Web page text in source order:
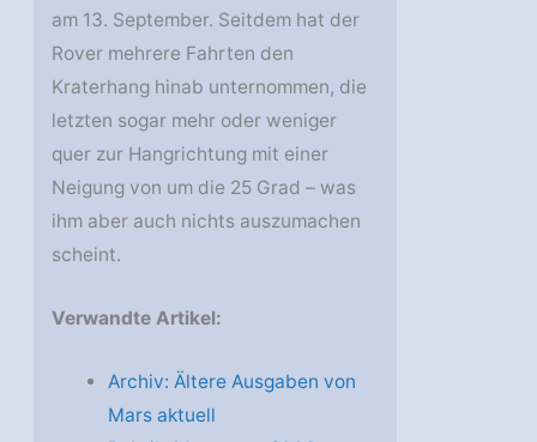
am 13. September. Seitdem hat der
Rover mehrere Fahrten den
Kraterhang hinab unternommen, die
letzten sogar mehr oder weniger
quer zur Hangrichtung mit einer
Neigung von um die 25 Grad – was
ihm aber auch nichts auszumachen
scheint.
Verwandte Artikel:
Archiv: Ältere Ausgaben von
Mars aktuell